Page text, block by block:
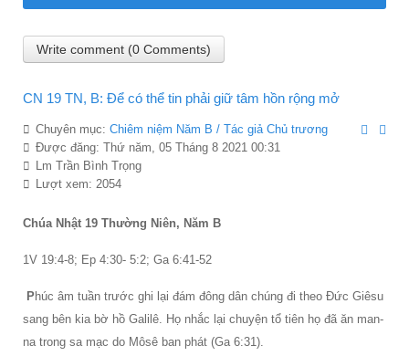
Write comment (0 Comments)
CN 19 TN, B: Để có thể tin phải giữ tâm hồn rộng mở
Chuyên mục: Chiêm niệm Năm B / Tác giả Chủ trương
Được đăng: Thứ năm, 05 Tháng 8 2021 00:31
Lm Trần Bình Trọng
Lượt xem: 2054
Chúa Nhật 19 Thường Niên, Năm B
1V 19:4-8; Ep 4:30- 5:2; Ga 6:41-52
Phúc âm tuần trước ghi lại đám đông dân chúng đi theo Ðức Giêsu
sang bên kia bờ hồ Galilê. Họ nhắc lại chuyện tổ tiên họ đã ăn man-
na trong sa mạc do Môsê ban phát (Ga 6:31).